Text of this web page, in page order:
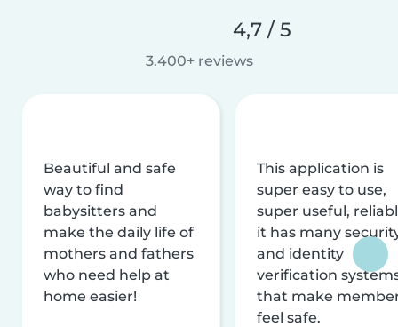
4,7 / 5
3.400+ reviews
Beautiful and safe
way to find
babysitters and
make the daily life of
mothers and fathers
who need help at
home easier!
This application is
super easy to use,
super useful,
it has many
and identity
verification
that make
feel safe.